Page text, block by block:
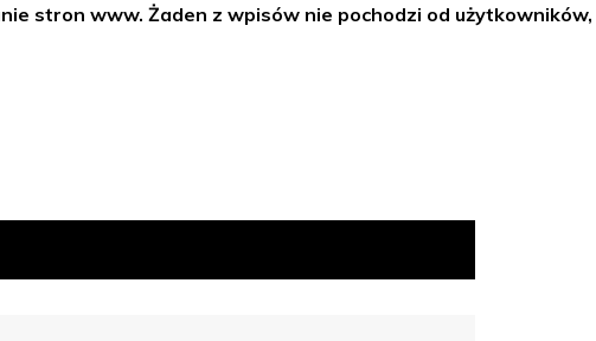
stron www. Żaden z wpisów nie pochodzi od użytkowników,